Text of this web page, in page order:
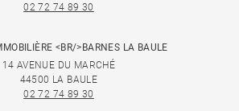
02 72 74 89 30
<BR/>BARNES LA BAULE
14 AVENUE DU MARCHÉ
44500 LA BAULE
02 72 74 89 30